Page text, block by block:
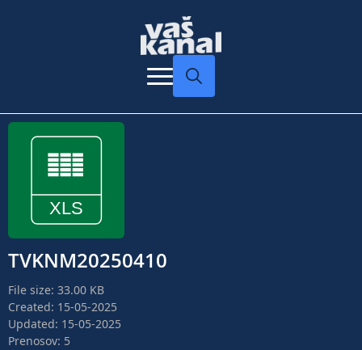
TVKNM20250410
File size: 33.00 KB
Created: 15-05-2025
Updated: 15-05-2025
Prenosov: 5